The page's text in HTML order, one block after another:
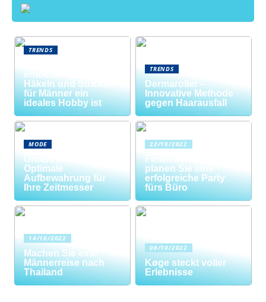
TRENDS
entdecken: Warum
Häkeln und Stricken
für Männer ein
ideales Hobby ist
TRENDS
Dermaroller –
Innovative Methode
gegen Haarausfall
MODE
Uhrenrolle: Die
Optimale
Aufbewahrung für
Ihre Zeitmesser
22/10/2022
Firmenfeier? So
planen Sie eine
erfolgreiche Party
fürs Büro
14/10/2022
Machen Sie eine
Männerreise nach
Thailand
06/10/2022
Køge steckt voller
Erlebnisse